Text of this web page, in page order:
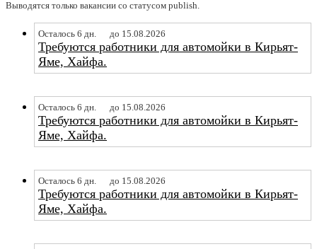
Выводятся только вакансии со статусом publish.
Осталось 6 дн. до 15.08.2026
Требуются работники для автомойки в Кирьят-
Яме, Хайфа.
Осталось 6 дн. до 15.08.2026
Требуются работники для автомойки в Кирьят-
Яме, Хайфа.
Осталось 6 дн. до 15.08.2026
Требуются работники для автомойки в Кирьят-
Яме, Хайфа.